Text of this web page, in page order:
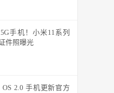
手机！小米11系列
件照曝光
2.0 手机更新官方